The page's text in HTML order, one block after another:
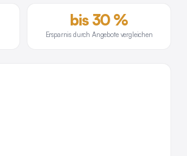
bis 30 %
Ersparnis durch Angebote vergleichen